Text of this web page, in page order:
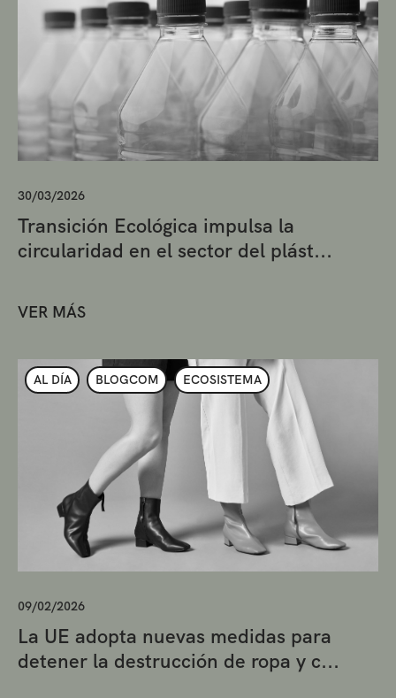
30/03/2026
Transición Ecológica impulsa la
circularidad en el sector del plást...
VER MÁS
AL DÍA BLOGCOM ECOSISTEMA
09/02/2026
La UE adopta nuevas medidas para
detener la destrucción de ropa y c...